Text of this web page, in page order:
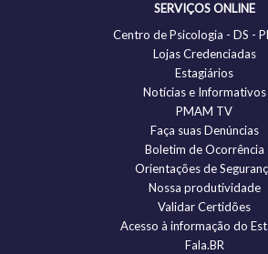
SERVIÇOS ONLINE
Centro de Psicologia - DS -
Lojas Credenciadas
Estagiários
Notícias e Informativos
PMAM TV
Faça suas Denúncias
Boletim de Ocorrência
Orientações de
Nossa produtividade
Validar Certidões
Acesso à informação do
Fala.BR